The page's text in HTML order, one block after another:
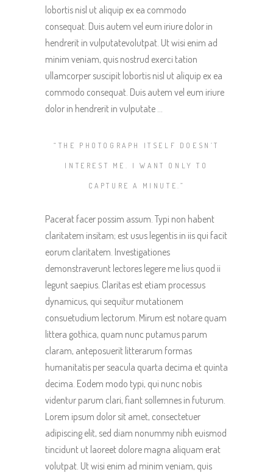
lobortis nisl ut aliquip ex ea commodo
consequat. Duis autem vel eum iriure dolor in
hendrerit in vulputatevolutpat. Ut wisi enim ad
minim veniam, quis nostrud exerci tation
ullamcorper suscipit lobortis nisl ut aliquip ex ea
commodo consequat. Duis autem vel eum iriure
dolor in hendrerit in vulputate …
“THE PHOTOGRAPH ITSELF DOESN’T
INTEREST ME. I WANT ONLY TO
CAPTURE A MINUTE.”
Pacerat facer possim assum. Typi non habent
claritatem insitam; est usus legentis in iis qui facit
eorum claritatem. Investigationes
demonstraverunt lectores legere me lius quod ii
legunt saepius. Claritas est etiam processus
dynamicus, qui sequitur mutationem
consuetudium lectorum. Mirum est notare quam
littera gothica, quam nunc putamus parum
claram, anteposuerit litterarum formas
humanitatis per seacula quarta decima et quinta
decima. Eodem modo typi, qui nunc nobis
videntur parum clari, fiant sollemnes in futurum.
Lorem ipsum dolor sit amet, consectetuer
adipiscing elit, sed diam nonummy nibh euismod
tincidunt ut laoreet dolore magna aliquam erat
volutpat. Ut wisi enim ad minim veniam, quis